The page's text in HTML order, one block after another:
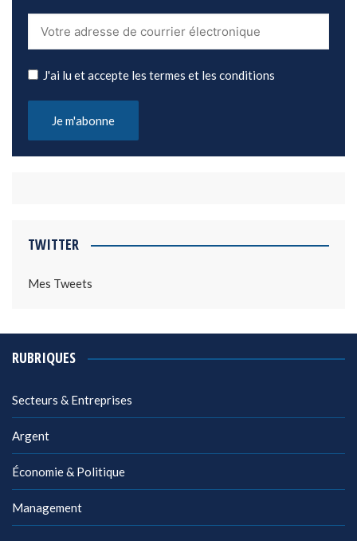
J'ai lu et accepte les termes et les conditions
TWITTER
Mes Tweets
RUBRIQUES
Secteurs & Entreprises
Argent
Économie & Politique
Management